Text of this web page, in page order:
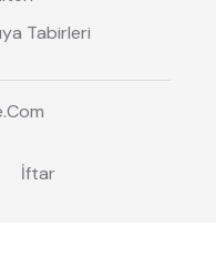
Tabirleri
.Com
İftar